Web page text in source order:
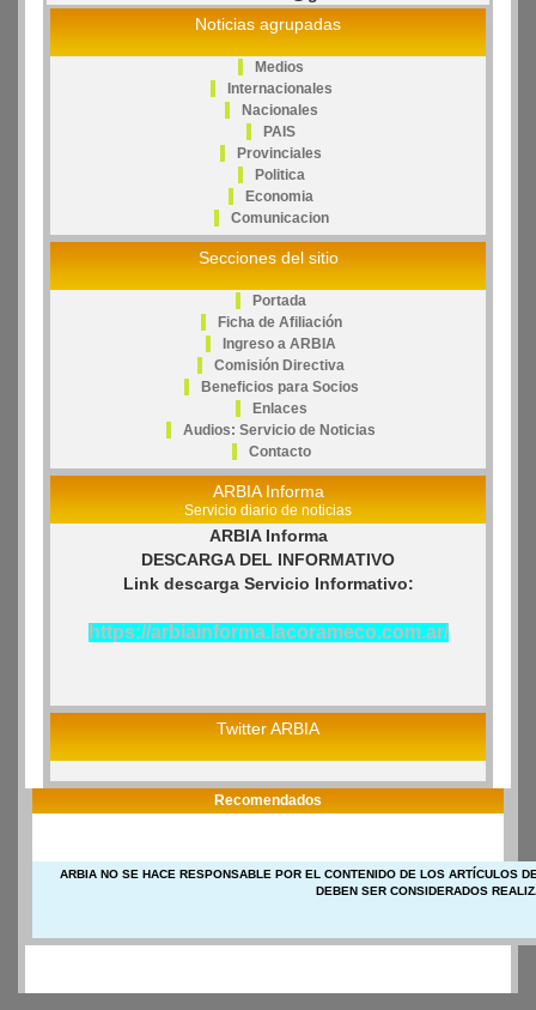
Noticias agrupadas
Medios
Internacionales
Nacionales
PAIS
Provinciales
Politica
Economia
Comunicacion
Secciones del sitio
Portada
Ficha de Afiliación
Ingreso a ARBIA
Comisión Directiva
Beneficios para Socios
Enlaces
Audios: Servicio de Noticias
Contacto
ARBIA Informa
Servicio diario de noticias
ARBIA Informa
DESCARGA DEL INFORMATIVO
Link descarga Servicio Informativo:
https://arbiainforma.lacorameco.com.ar/
Twitter ARBIA
Recomendados
ARBIA NO SE HACE RESPONSABLE POR EL CONTENIDO DE LOS ARTÍCULOS
DEBEN SER CONSIDERADOS